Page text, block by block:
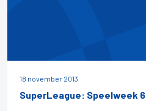
18 november 2013
SuperLeague: Speelweek 6